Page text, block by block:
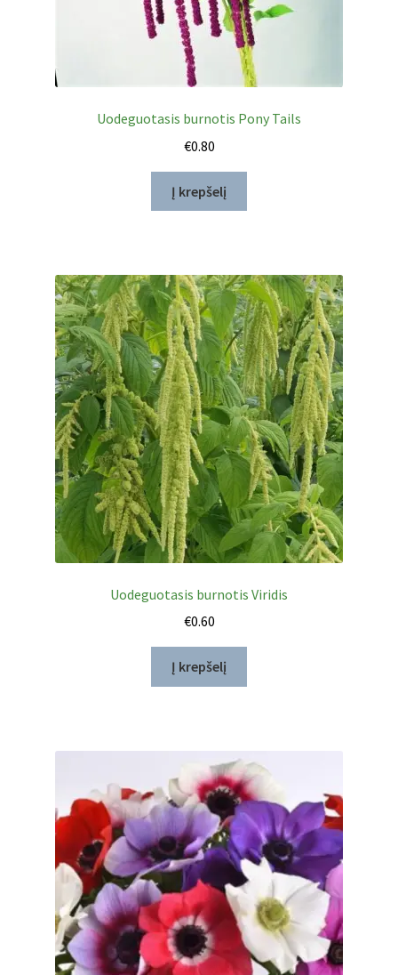
Uodeguotasis burnotis Pony Tails
€0.80
Į krepšelį
Uodeguotasis burnotis Viridis
€0.60
Į krepšelį